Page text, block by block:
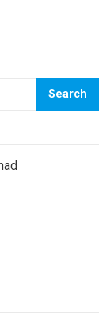
Search